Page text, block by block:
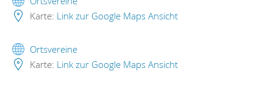
Karte: Link zur Google Maps Ansicht
Ortsvereine
Karte: Link zur Google Maps Ansicht